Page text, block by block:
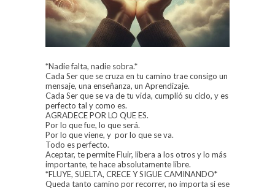
*Nadie falta, nadie sobra.*
Cada Ser que se cruza en tu camino trae consigo un
mensaje, una enseñanza, un Aprendizaje.
Cada Ser que se va de tu vida, cumplió su ciclo, y es
perfecto tal y como es.
AGRADECE POR LO QUE ES.
Por lo que fue, lo que será.
Por lo que viene, y por lo que se va.
Todo es perfecto.
Aceptar, te permite Fluir, libera a los otros y lo más
importante, te hace absolutamente libre.
*FLUYE, SUELTA, CRECE Y SIGUE CAMINANDO*
Queda tanto camino por recorrer, no importa si ese